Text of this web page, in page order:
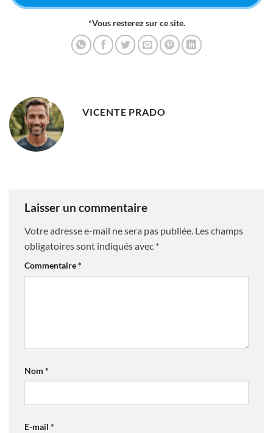
*Vous resterez sur ce site.
VICENTE PRADO
Laisser un commentaire
Votre adresse e-mail ne sera pas publiée. Les champs
obligatoires sont indiqués avec *
Commentaire*
Nom *
E-mail *